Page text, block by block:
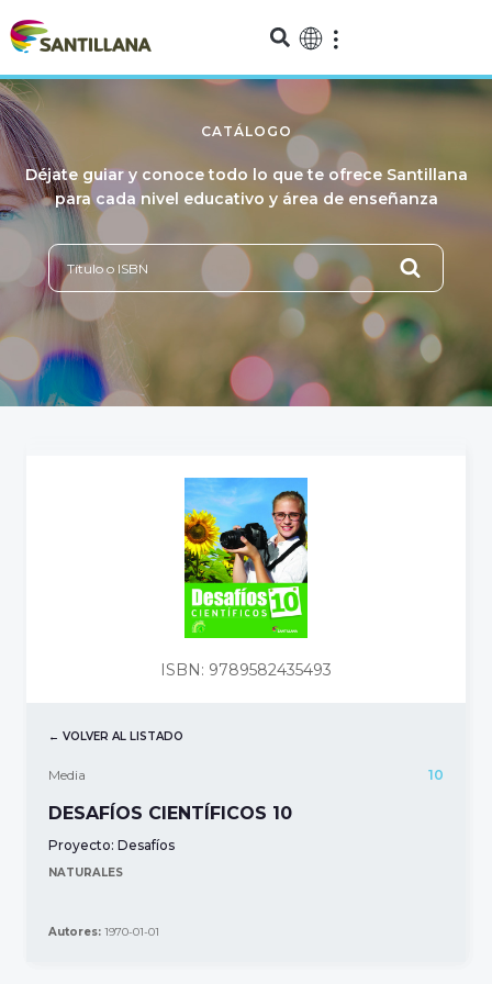
CATÁLOGO
Déjate guiar y conoce todo lo que te ofrece Santillana
para cada nivel educativo y área de enseñanza
← VOLVER AL LISTADO
Media 10
DESAFÍOS CIENTÍFICOS 10
Proyecto: Desafíos
NATURALES
Autores: 1970-01-01
ISBN: 9789582435493